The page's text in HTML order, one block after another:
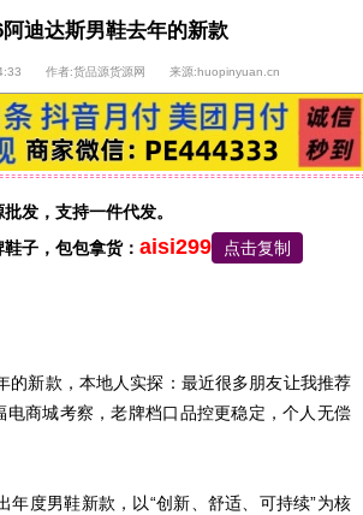
阿迪达斯男鞋去年的新款
作者:货品源货源网 来源:huopinyuan.cn
发，支持一件代发。
鞋子，包包拿货： aisi299 点击复制
的新款，本地人实探：最近很多朋友让我推荐
电商城考察，老牌档口品控更稳定，个人无偿
年度男鞋新款，以“创新、舒适、可持续”为核